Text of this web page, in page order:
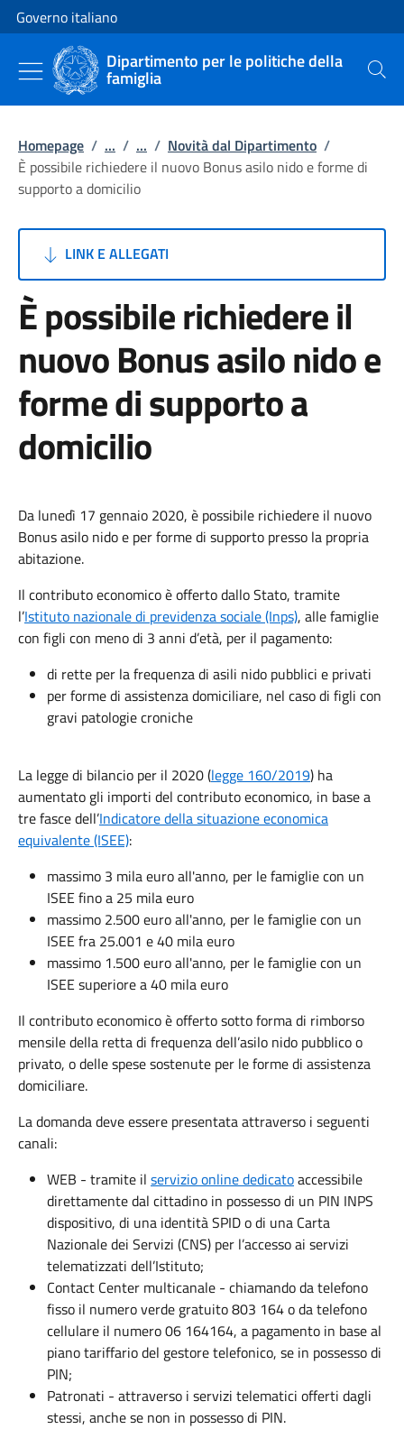
Vai al contenuto
Vai alla navigazione del sito
Governo italiano
Dipartimento per le politiche della
famiglia Cerca
Homepage / ... / ... / Novità dal Dipartimento /
È possibile richiedere il nuovo Bonus asilo nido e forme di
supporto a domicilio
LINK E ALLEGATI
È possibile richiedere il
nuovo Bonus asilo nido e
forme di supporto a
domicilio
Da lunedì 17 gennaio 2020, è possibile richiedere il nuovo
Bonus asilo nido e per forme di supporto presso la propria
abitazione.
Il contributo economico è offerto dallo Stato, tramite
l’Istituto nazionale di previdenza sociale (Inps), alle famiglie
con figli con meno di 3 anni d’età, per il pagamento:
di rette per la frequenza di asili nido pubblici e privati
per forme di assistenza domiciliare, nel caso di figli con
gravi patologie croniche
La legge di bilancio per il 2020 (legge 160/2019) ha
aumentato gli importi del contributo economico, in base a
tre fasce dell’Indicatore della situazione economica
equivalente (ISEE):
massimo 3 mila euro all'anno, per le famiglie con un
ISEE fino a 25 mila euro
massimo 2.500 euro all'anno, per le famiglie con un
ISEE fra 25.001 e 40 mila euro
massimo 1.500 euro all'anno, per le famiglie con un
ISEE superiore a 40 mila euro
Il contributo economico è offerto sotto forma di rimborso
mensile della retta di frequenza dell’asilo nido pubblico o
privato, o delle spese sostenute per le forme di assistenza
domiciliare.
La domanda deve essere presentata attraverso i seguenti
canali:
WEB - tramite il servizio online dedicatoaccessibile
direttamente dal cittadino in possesso di un PIN INPS
dispositivo, di una identità SPID o di una Carta
Nazionale dei Servizi (CNS) per l’accesso ai servizi
telematizzati dell’Istituto;
Contact Center multicanale - chiamando da telefono
fisso il numero verde gratuito 803 164 o da telefono
cellulare il numero 06 164164, a pagamento in base al
piano tariffario del gestore telefonico, se in possesso di
PIN;
Patronati - attraverso i servizi telematici offerti dagli
stessi, anche se non in possesso di PIN.